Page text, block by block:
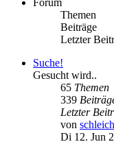
Forum
Themen
Beiträge
Letzter
Suche!
Gesucht wird..
65 Themen
339
Letzter
von
Di 12. Jun